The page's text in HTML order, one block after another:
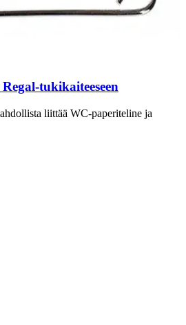
tukikaiteeseen
liittää WC-paperiteline ja